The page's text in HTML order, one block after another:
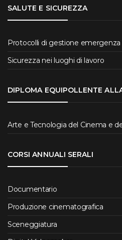
SALUTE E SICUREZZA
Protocolli di gestione emergenza
Sicurezza nei luoghi di lavoro
DIPLOMA EQUIPOLLENTE
Arte e Tecnologia del Cinema e
CORSI ANNUALI SERALI
Documentario
Produzione cinematografica
Sceneggiatura